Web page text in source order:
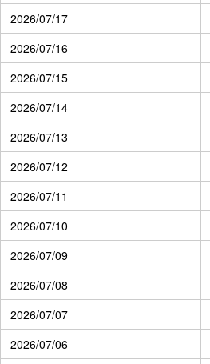
2026/07/17
2026/07/16
2026/07/15
2026/07/14
2026/07/13
2026/07/12
2026/07/11
2026/07/10
2026/07/09
2026/07/08
2026/07/07
2026/07/06